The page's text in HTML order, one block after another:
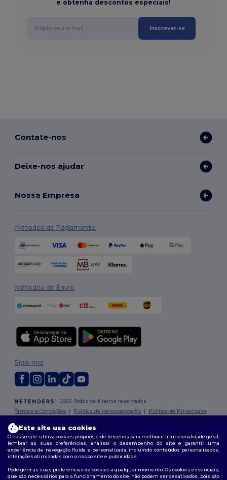
e obtenha descontos especiais!
Inscrever-se
Contate-nos
Deixe-nos ajudar
Nossa Empresa
Métodos de Pagamento
Métodos de Envio
2026. Todos os direitos reservados
Termos e Condições | Política de personalização | Política de Privacidade
Siga-nos
Este site usa cookies
O nosso site utiliza cookies próprios e de terceiros para melhorar a funcionalidade geral,
lembrar as suas preferências, analisar o desempenho do site e garantir uma
experiência de navegação fluida e personalizada, incluindo conteúdos personalizados,
interações otimizadas com o nosso site e publicidade.
Pode gerir as suas preferências de cookies a qualquer momento. Os cookies essenciais,
que são necessários para o funcionamento do site, não podem ser desativados, pois são